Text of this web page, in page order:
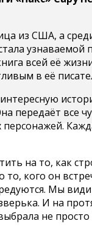
из США, а
всей её
в её
передаёт все
персонажей.
на то, как
кого он
Мы
И на
не